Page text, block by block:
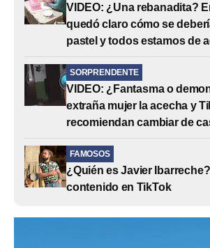
VIDEO: ¿Una rebanadita?
quedó claro cómo se
pastel y todos estamos de
SORPRENDENTE
VIDEO: ¿Fantasma o
extraña mujer la acecha y
recomiendan cambiar de
FAMOSOS
¿Quién es Javier
contenido en TikTok